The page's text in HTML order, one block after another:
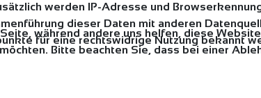
werden IP-Adresse und
dieser Daten mit anderen
für eine rechtswidrige Nutzung bekannt
während andere uns helfen, diese
Bitte beachten Sie, dass bei einer